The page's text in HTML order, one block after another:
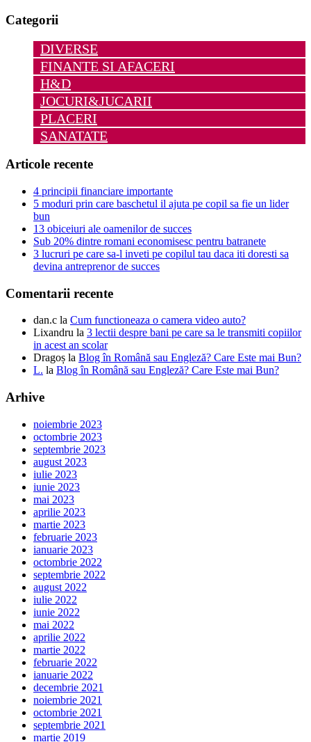
Categorii
DIVERSE
FINANTE SI AFACERI
H&D
JOCURI&JUCARII
PLACERI
SANATATE
Articole recente
4 principii financiare importante
5 moduri prin care baschetul il ajuta pe copil sa fie un lider
bun
13 obiceiuri ale oamenilor de succes
Sub 20% dintre romani economisesc pentru batranete
3 lucruri pe care sa-l inveti pe copilul tau daca iti doresti sa
devina antreprenor de succes
Comentarii recente
dan.c la Cum functioneaza o camera video auto?
Lixandru la 3 lectii despre bani pe care sa le transmiti copiilor
in acest an scolar
Dragoș la Blog în Română sau Engleză? Care Este mai Bun?
L. la Blog în Română sau Engleză? Care Este mai Bun?
Arhive
noiembrie 2023
octombrie 2023
septembrie 2023
august 2023
iulie 2023
iunie 2023
mai 2023
aprilie 2023
martie 2023
februarie 2023
ianuarie 2023
octombrie 2022
septembrie 2022
august 2022
iulie 2022
iunie 2022
mai 2022
aprilie 2022
martie 2022
februarie 2022
ianuarie 2022
decembrie 2021
noiembrie 2021
octombrie 2021
septembrie 2021
martie 2019